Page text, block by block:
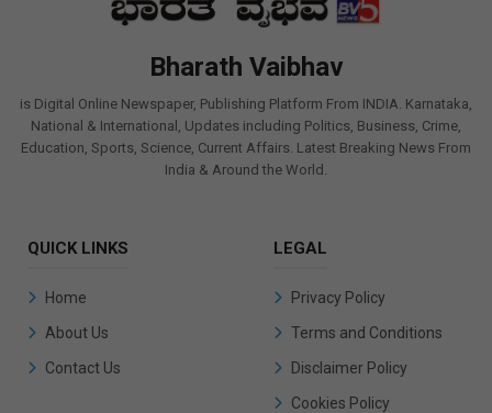
Bharath Vaibhav
is Digital Online Newspaper, Publishing Platform From INDIA. Karnataka,
National & International, Updates including Politics, Business, Crime,
Education, Sports, Science, Current Affairs. Latest Breaking News From
India & Around the World.
QUICK LINKS
Home
About Us
Contact Us
LEGAL
Privacy Policy
Terms and Conditions
Disclaimer Policy
Cookies Policy